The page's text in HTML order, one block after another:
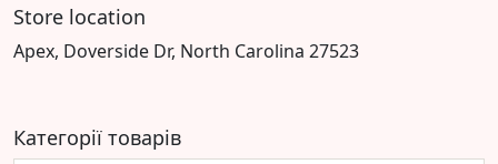
Store location
Apex, Doverside Dr, North Carolina 27523
Категорії товарів